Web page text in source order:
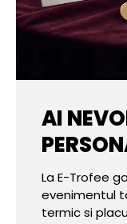
AI
La E-Trofee
evenimentul
termic si